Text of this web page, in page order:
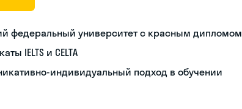
федеральный университет с красным дипломом
IELTS и CELTA
индивидуальный подход в обучении